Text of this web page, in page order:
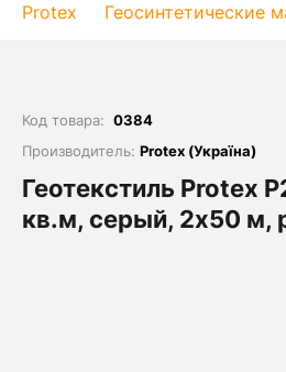
Protex Геосинтетические
Код товара: 0384
Производитель: Protex (Україна)
Геотекстиль Protex
кв.м, серый, 2х50 м,